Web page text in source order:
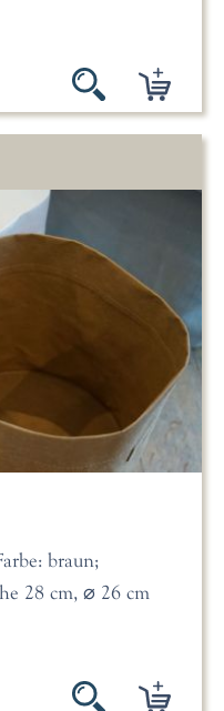
braun;
28 cm, ⌀ 26 cm